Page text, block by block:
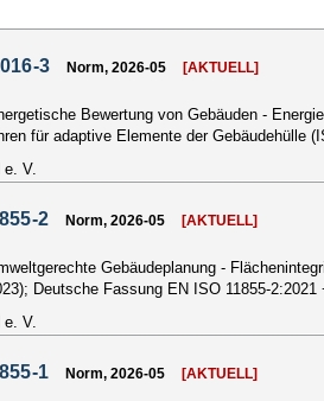
3 Norm, 2026-05 [AKTUELL]
Bewertung von Gebäuden -
für adaptive Elemente der Gebäudehülle
e. V.
2 Norm, 2026-05 [AKTUELL]
Gebäudeplanung -
Deutsche Fassung EN ISO 11855-2:2021
e. V.
1 Norm, 2026-05 [AKTUELL]